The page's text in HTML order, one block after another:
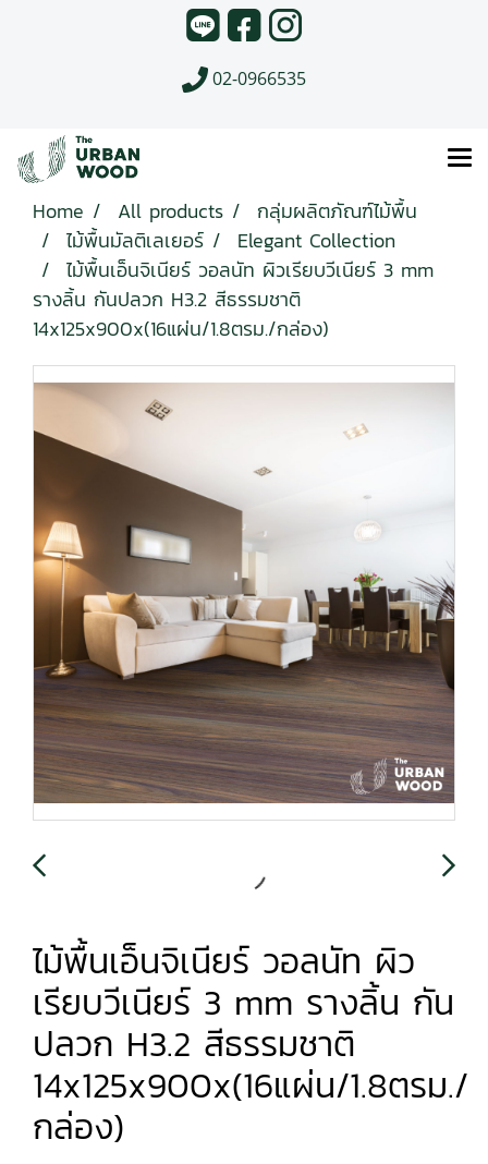
02-0966535
Home All products
กลุ่มผลิตภัณฑ์ไม้พื้น
ไม้พื้นมัลติเลเยอร์
Elegant Collection
ไม้พื้นเอ็นจิเนียร์ วอลนัท ผิวเรียบวีเนียร์ 3 mm
รางลิ้น กันปลวก H3.2 สีธรรมชาติ
14x125x900x(16แผ่น/1.8ตรม./กล่อง)
ไม้พื้นเอ็นจิเนียร์ วอลนัท ผิว
เรียบวีเนียร์ 3 mm รางลิ้น กัน
ปลวก H3.2 สีธรรมชาติ
14x125x900x(16แผ่น/1.8ตรม./
กล่อง)